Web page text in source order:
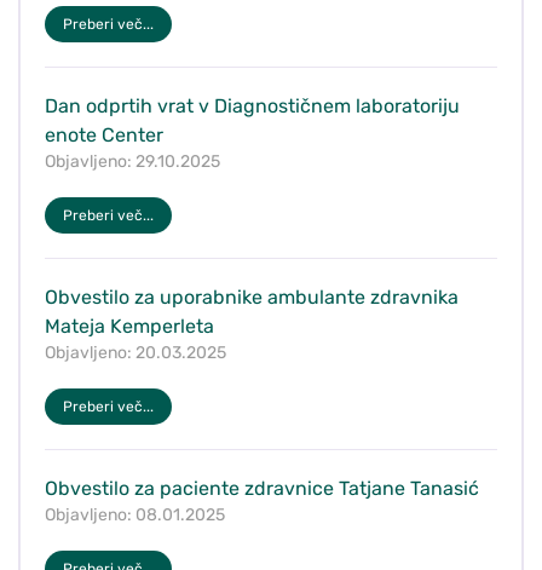
Preberi več...
Dan odprtih vrat v Diagnostičnem laboratoriju
enote Center
Objavljeno: 29.10.2025
Preberi več...
Obvestilo za uporabnike ambulante zdravnika
Mateja Kemperleta
Objavljeno: 20.03.2025
Preberi več...
Obvestilo za paciente zdravnice Tatjane Tanasić
Objavljeno: 08.01.2025